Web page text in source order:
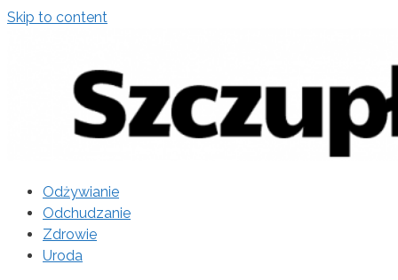
Skip to content
Odżywianie
Odchudzanie
Zdrowie
Uroda